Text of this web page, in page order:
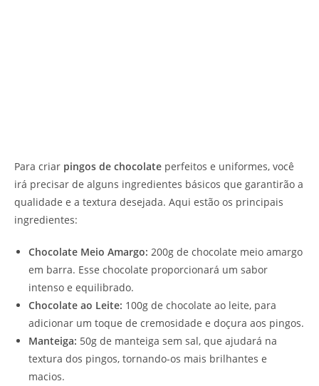
Para criar pingos de chocolate perfeitos e uniformes, você
irá precisar de alguns ingredientes básicos que garantirão a
qualidade e a textura desejada. Aqui estão os principais
ingredientes:
Chocolate Meio Amargo: 200g de chocolate meio amargo
em barra. Esse chocolate proporcionará um sabor
intenso e equilibrado.
Chocolate ao Leite: 100g de chocolate ao leite, para
adicionar um toque de cremosidade e doçura aos pingos.
Manteiga: 50g de manteiga sem sal, que ajudará na
textura dos pingos, tornando-os mais brilhantes e
macios.